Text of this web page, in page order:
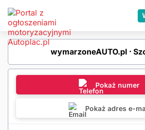
wymarzoneAUTO.pl ⋅
Pokaż numer
Pokaż adres e-